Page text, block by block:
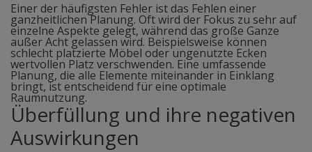
Einer der häufigsten Fehler ist das Fehlen einer
ganzheitlichen Planung. Oft wird der Fokus zu sehr auf
einzelne Aspekte gelegt, während das große Ganze
außer Acht gelassen wird. Beispielsweise können
schlecht platzierte Möbel oder ungenutzte Ecken
wertvollen Platz verschwenden. Eine umfassende
Planung, die alle Elemente miteinander in Einklang
bringt, ist entscheidend für eine optimale
Raumnutzung.
Überfüllung und ihre negativen
Auswirkungen